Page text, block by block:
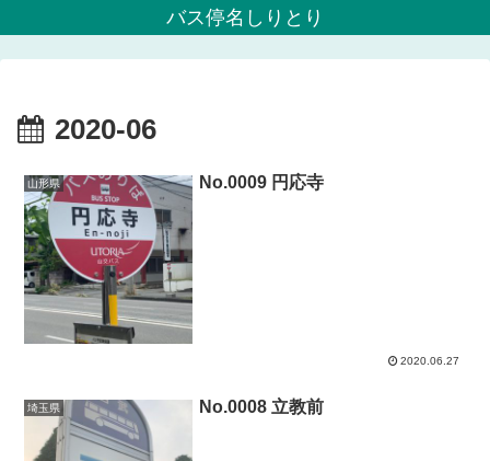
バス停名しりとり
2020-06
山形県 No.0009 円応寺
2020.06.27
埼玉県 No.0008 立教前